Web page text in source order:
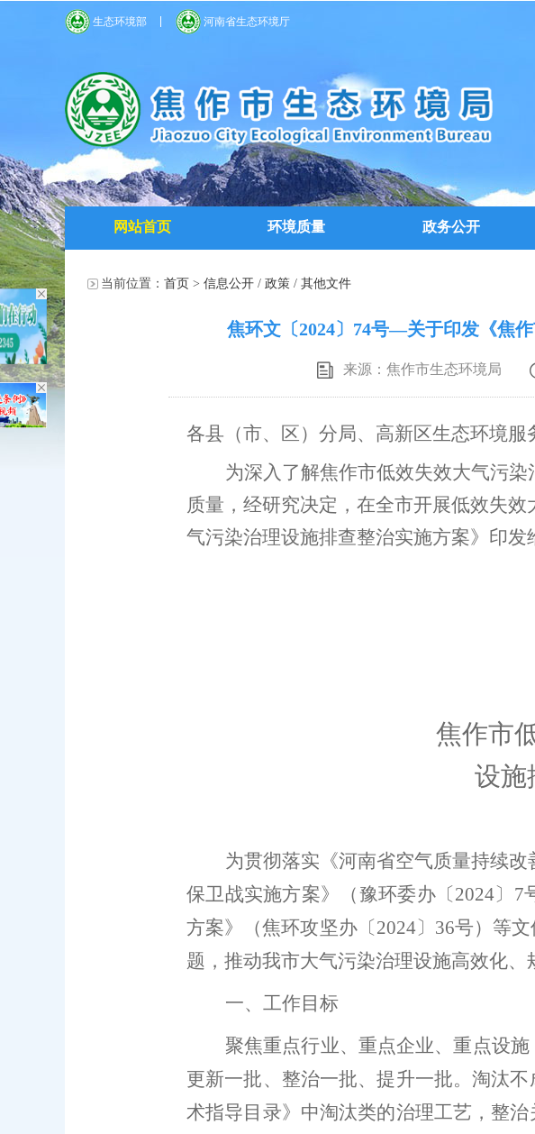
生态环境部 河南省生态环境厅
网站首页 环境质量 政务公开
当前位置： 首页 > 信息公开 / 政策 / 其他文件
焦环文〔2024〕74号—关于印发《焦
来源：焦作市生态环境局
各县（市、区）分局、高新区生态环境服
为深入了解焦作市低效失效大气污
质量，经研究决定，在全市开展低效失
气污染治理设施排查整治实施方案》印发
焦作市
设施
为贯彻落实《河南省空气质量持续改
保卫战实施方案》（豫环委办〔2024〕 7
方案》（焦环攻坚办〔2024〕 36号） 等文
题，推动我市大气污染治理设施高效化、
一、工作目标
聚焦重点行业、重点企业、重点设施
更新一批、整治一批、提升一批。淘汰
术指导目录》中淘汰类的治理工艺，整